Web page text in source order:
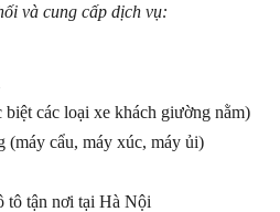
và cung cấp dịch vụ:
các loại xe khách giường nằm)
cẩu, máy xúc, máy ủi)
tận nơi tại Hà Nội